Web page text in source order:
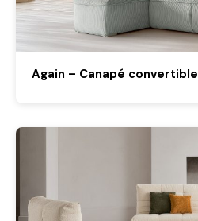
Again – Canapé convertible